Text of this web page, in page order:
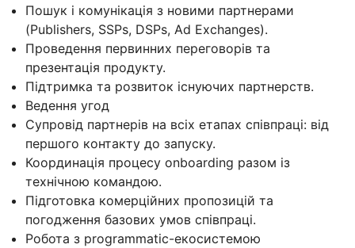
Пошук і комунікація з новими партнерами
(Publishers, SSPs, DSPs, Ad Exchanges).
Проведення первинних переговорів та
презентація продукту.
Підтримка та розвиток існуючих партнерств.
Ведення угод
Супровід партнерів на всіх етапах співпраці: від
першого контакту до запуску.
Координація процесу onboarding разом із
технічною командою.
Підготовка комерційних пропозицій та
погодження базових умов співпраці.
Робота з programmatic-екосистемою